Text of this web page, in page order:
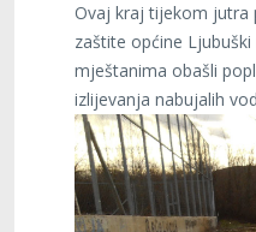
Ovaj kraj tijekom jutra
zaštite općine Ljubuški
mještanima obašli
izlijevanja nabujalih